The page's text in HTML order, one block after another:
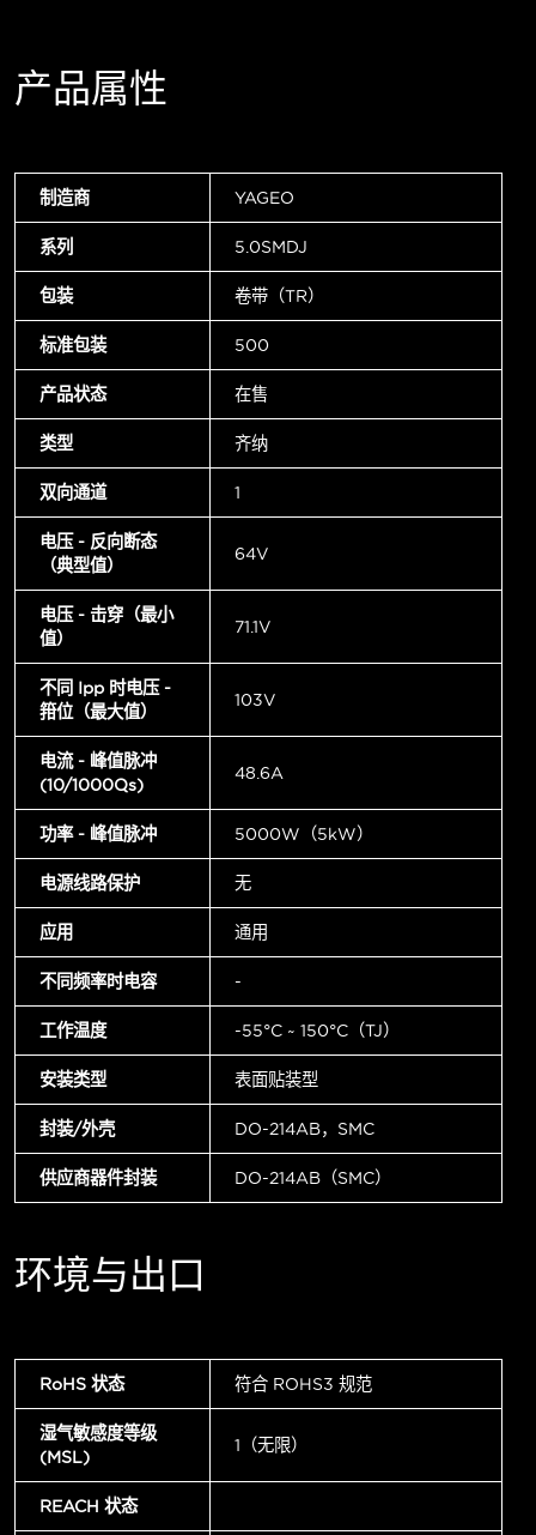
产品属性
制造商 YAGEO
系列 5.0SMDJ
包装 卷带（TR）
标准包装 500
产品状态 在售
类型 齐纳
双向通道 1
电压 - 反向断态
（典型值）
64V
电压 - 击穿（最小
值）
71.1V
不同 Ipp 时电压 -
箝位（最大值）
103V
电流 - 峰值脉冲
(10/1000µs)
48.6A
功率 - 峰值脉冲 5000W（5kW）
电源线路保护 无
应用 通用
不同频率时电容 -
工作温度 -55°C ~ 150°C（TJ）
安装类型 表面贴装型
封装/外壳 DO-214AB，SMC
供应商器件封装 DO-214AB（SMC）
环境与出口
RoHS 状态 符合 ROHS3 规范
湿气敏感度等级
(MSL)
1（无限）
REACH 状态